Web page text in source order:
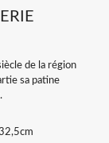
de la région
sa patine